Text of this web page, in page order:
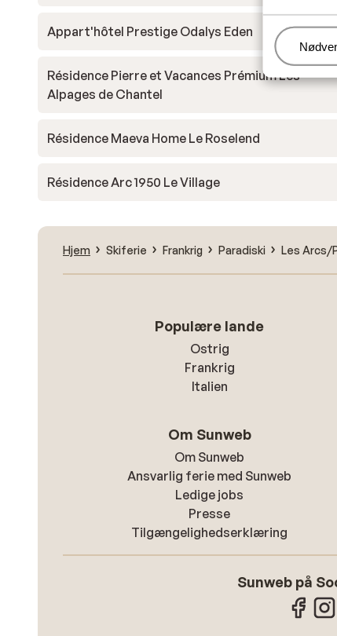
Appart'hôtel Prestige Odalys Eden
Résidence Pierre et Vacances Prémium Les
Alpages de Chantel
Résidence Maeva Home Le Roselend
Résidence Arc 1950 Le Village
Hjem Skiferie Frankrig Paradiski Les Arcs/
Populære lande
Ostrig
Frankrig
Italien
Om Sunweb
Om Sunweb
Ansvarlig ferie med Sunweb
Ledige jobs
Presse
Tilgængelighedserklæring
Sunweb på